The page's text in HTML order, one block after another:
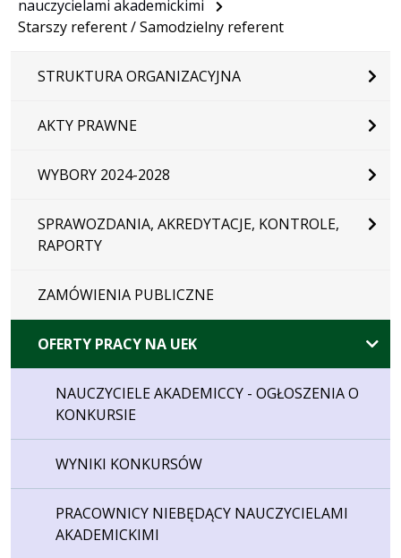
nauczycielami akademickimi
Starszy referent / Samodzielny referent
STRUKTURA ORGANIZACYJNA
AKTY PRAWNE
WYBORY 2024-2028
SPRAWOZDANIA, AKREDYTACJE, KONTROLE,
RAPORTY
ZAMÓWIENIA PUBLICZNE
OFERTY PRACY NA UEK
NAUCZYCIELE AKADEMICCY - OGŁOSZENIA O
KONKURSIE
WYNIKI KONKURSÓW
PRACOWNICY NIEBĘDĄCY NAUCZYCIELAMI
AKADEMICKIMI